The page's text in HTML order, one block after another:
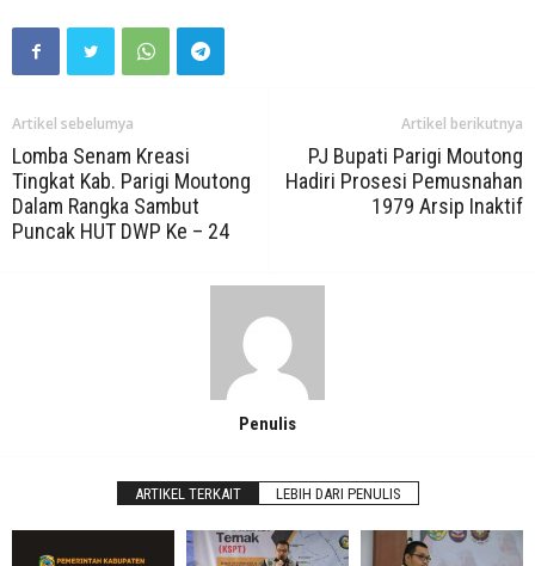
Artikel sebelumya
Lomba Senam Kreasi
Tingkat Kab. Parigi Moutong
Dalam Rangka Sambut
Puncak HUT DWP Ke – 24
Artikel berikutnya
PJ Bupati Parigi Moutong
Hadiri Prosesi Pemusnahan
1979 Arsip Inaktif
Penulis
ARTIKEL TERKAIT LEBIH DARI PENULIS